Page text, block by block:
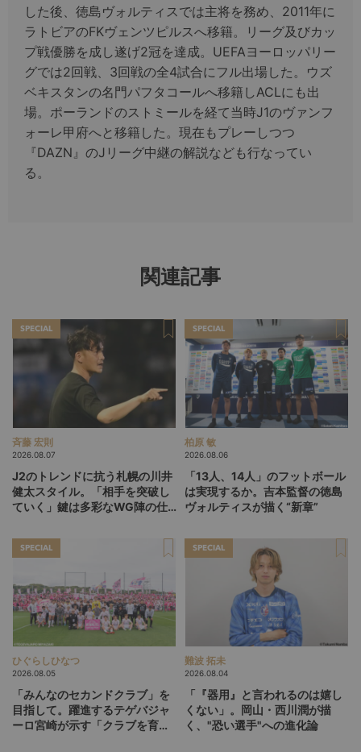
した後、徳島ヴォルティスでは主将を務め、2011年に
ラトビアのFKヴェンツピルスへ移籍。リーグ及びカッ
プ戦優勝を成し遂げ2冠を達成。UEFAヨーロッパリー
グでは2回戦、3回戦の全4試合にフル出場した。ウズ
ベキスタンの名門パフタコールへ移籍しACLにも出
場。ポーランドのストミールを経て当時J1のヴァンフ
ォーレ甲府へと移籍した。現在もプレーしつつ
『DAZN』のJリーグ中継の解説なども行なってい
る。
関連記事
SPECIAL
斉藤 宏則
2026.08.07
J2のトレンドに抗う札幌の川井
健太スタイル。「相手を突破し
ていく」鍵は多彩なWG陣の仕
SPECIAL
柏原 敏
2026.08.06
「13人、14人」のフットボール
は実現するか。吉本監督の徳島
ヴォルティスが描く“新章”
SPECIAL
ひぐらしひなつ
2026.08.05
「みんなのセカンドクラブ」を
目指して。躍進するテゲバジャ
ーロ宮崎が示す「クラブを育て
SPECIAL
難波 拓未
2026.08.04
「『器用』と言われるのは嬉し
くない」。岡山・西川潤が描
く、"恐い選手"への進化論